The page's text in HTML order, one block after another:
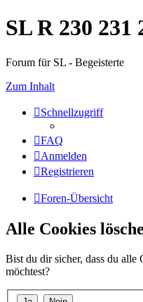
SL R 230 231
Forum für SL - Begeisterte
Zum Inhalt
Schnellzugriff
FAQ
Anmelden
Registrieren
Foren-Übersicht
Alle Cookies
Bist du dir sicher, dass du alle
möchtest?